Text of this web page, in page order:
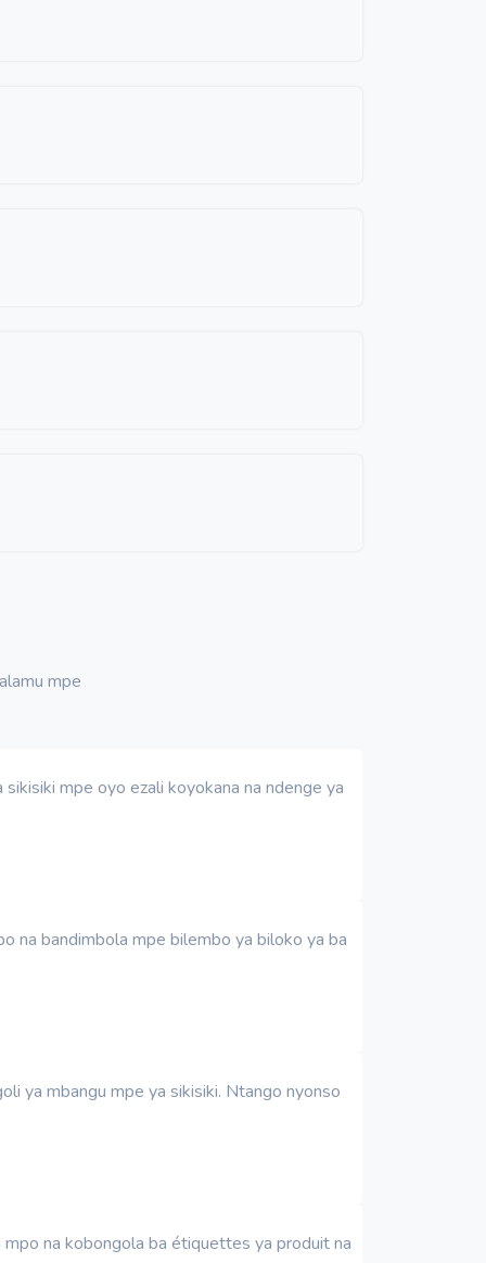
mpe
mpe oyo ezali koyokana na ndenge ya
na bandimbola mpe bilembo ya biloko ya ba
ya mbangu mpe ya sikisiki. Ntango nyonso
na kobongola ba étiquettes ya produit na